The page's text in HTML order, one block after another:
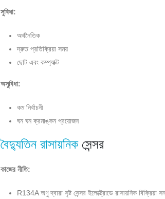
সুবিধা:
অর্থনৈতিক
দ্রুত প্রতিক্রিয়া সময়
ছোট এবং কম্প্যাক্ট
অসুবিধা:
কম নির্বাচনী
ঘন ঘন ক্রমাঙ্কন প্রয়োজন
বৈদ্যুতিন রাসায়নিকসেন্সর
কাজের নীতি:
R134A অণু দ্বারা সৃষ্ট সেন্সর ইলেক্ট্রোডে রাসায়নিক বিক্রিয়া